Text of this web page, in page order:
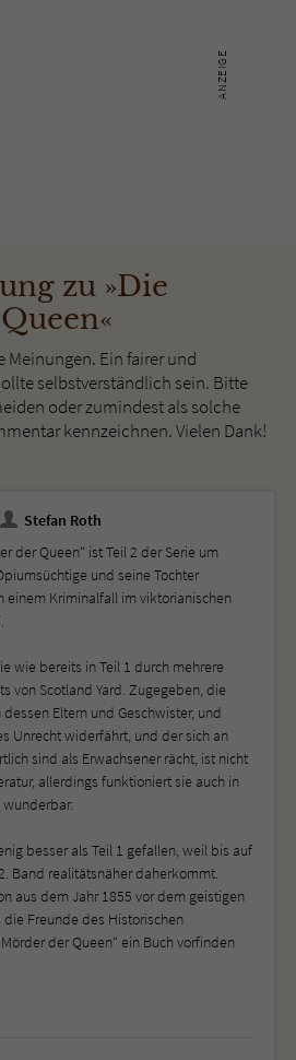
zu »Die
Meinungen. Ein fairer und
selbstverständlich sein. Bitte
oder zumindest als solche
kennzeichnen. Vielen Dank!
Stefan Roth
der Queen“ ist Teil 2 der Serie um
und seine Tochter
einem Kriminalfall im viktorianischen
wie bereits in Teil 1 durch mehrere
von Scotland Yard. Zugegeben, die
Eltern und Geschwister, und
Unrecht widerfährt, und der sich an
sind als Erwachsener rächt, ist nicht
allerdings funktioniert sie auch in
besser als Teil 1 gefallen, weil bis auf
Band realitätsnäher daherkommt.
aus dem Jahr 1855 vor dem geistigen
Freunde des Historischen
der Queen“ ein Buch vorfinden